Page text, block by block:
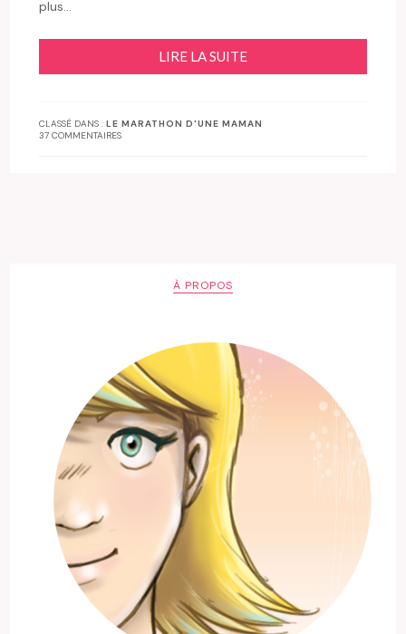
plus…
LIRE LA SUITE
CLASSÉ DANS :LE MARATHON D'UNE MAMAN
37 COMMENTAIRES
À PROPOS